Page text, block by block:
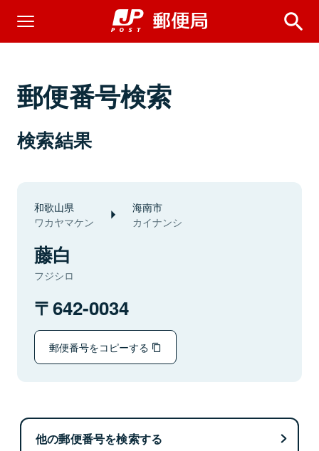
郵便番号検索
検索結果
和歌山県
ワカヤマケン
海南市
カイナンシ
藤白
フジシロ
642-0034
郵便番号をコピーする
他の郵便番号を検索する